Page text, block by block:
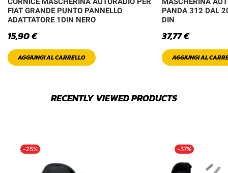
FIAT GRANDE PUNTO PANNELLO
ADATTATORE 1DIN NERO
15,90€
AGGIUNGI AL CARRELLO
PANDA 312 DAL
DIN
37,77€
AGGIUNGI AL
RECENTLY VIEWED PRODUCTS
-25% -37%